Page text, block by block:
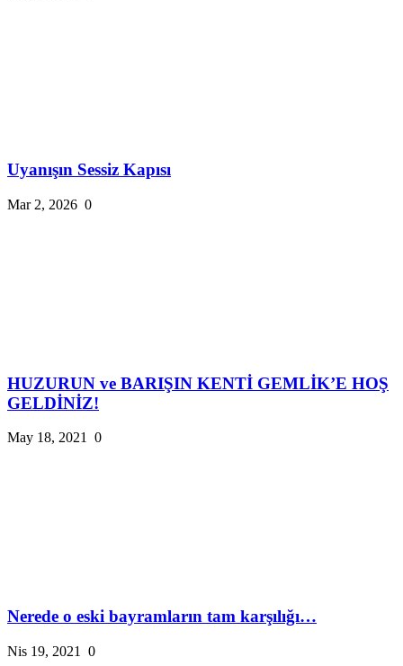
Uyanışın Sessiz Kapısı
Mar 2, 2026 0
HUZURUN ve BARIŞIN KENTİ GEMLİK’E HOŞ
GELDİNİZ!
May 18, 2021 0
Nerede o eski bayramların tam karşılığı…
Nis 19, 2021 0